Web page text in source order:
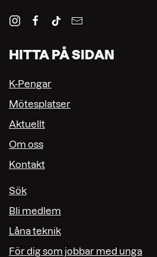
HITTA PÅ SIDAN
K-Pengar
Mötesplatser
Aktuellt
Om oss
Kontakt
Sök
Bli medlem
Låna teknik
För dig som jobbar med unga